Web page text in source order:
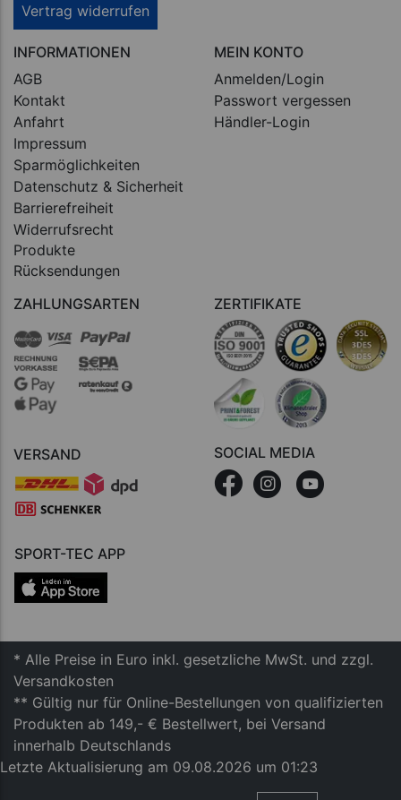
Vertrag widerrufen
INFORMATIONEN
AGB
Kontakt
Anfahrt
Impressum
Sparmöglichkeiten
Datenschutz & Sicherheit
Barrierefreiheit
Widerrufsrecht
Produkte
Rücksendungen
MEIN KONTO
Anmelden/Login
Passwort vergessen
Händler-Login
ZAHLUNGSARTEN
VERSAND
ZERTIFIKATE
SOCIAL MEDIA
SPORT-TEC APP
* Alle Preise in Euro inkl. gesetzliche MwSt. und zzgl.
Versandkosten
** Gültig nur für Online-Bestellungen von qualifizierten
Produkten ab 149,- € Bestellwert, bei Versand
innerhalb Deutschlands
Letzte Aktualisierung am 09.08.2026 um 01:23